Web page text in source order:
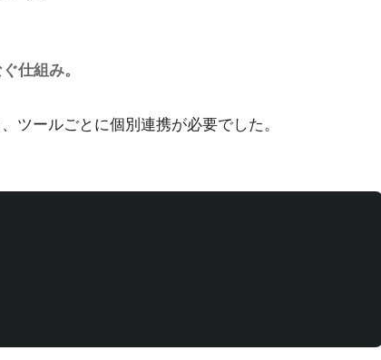
仕組み。
ツールごとに個別連携が必要でした。